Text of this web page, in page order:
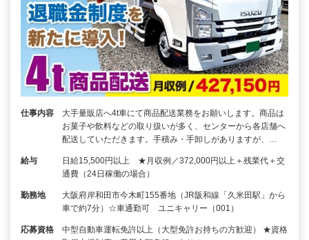
仕事内容
大手量販店へ4t車にて商品配送業務をお願いします。商品は
お菓子や飲料などの取り扱いが多く、センターから各店舗へ
配送していただきます。手積み・手卸しがありますが、…
給与
日給15,500円以上 ★月収例／372,000円以上＋残業代＋交
通費（24日稼働の場合）
勤務地
大阪府岸和田市今木町155番地（JR阪和線「久米田駅」から
車で約7分）☆車通勤可 ユニキャリー（001）
応募資格
中型自動車運転免許以上（大型免許お持ちの方歓迎） ★資格